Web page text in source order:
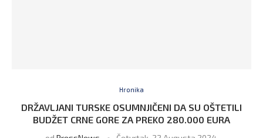
Hronika
DRŽAVLJANI TURSKE OSUMNJIČENI DA SU OŠTETILI
BUDŽET CRNE GORE ZA PREKO 280.000 EURA